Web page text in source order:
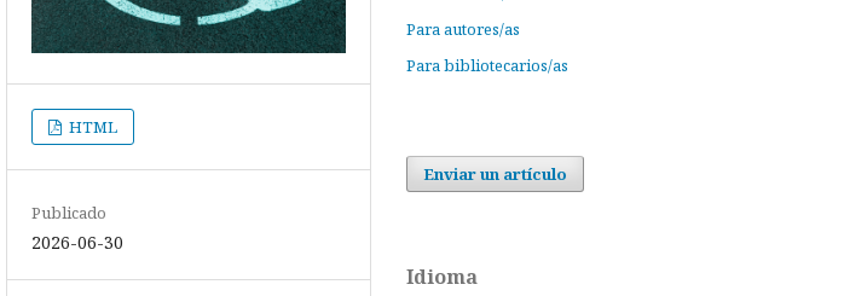
HTML
Publicado
2026-06-30
Para autores/as
Para bibliotecarios/as
Enviar un artículo
Idioma